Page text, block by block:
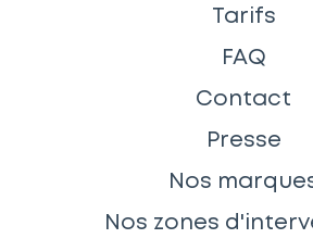
Tarifs
FAQ
Contact
Presse
Nos
Nos zones